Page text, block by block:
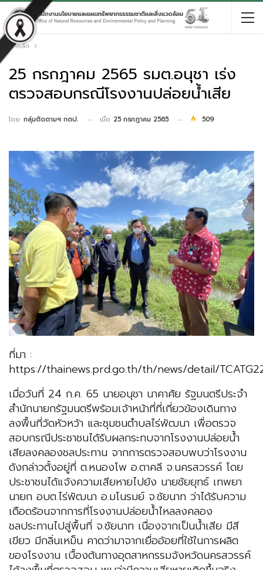
หน้าหลัก
25 กรกฎาคม 2565 รมต.อนุชา เร่ง
ตรวจสอบกรณีโรงงานปล่อยน้ำเสีย
โดย กลุ่มติดตามฯ กตป. เมื่อ 25 กรกฎาคม 2565 509
ที่มา :
https://thainews.prd.go.th/th/news/detail/
เมื่อวันที่ 24 ก.ค. 65 นายอนุชา นาคาศัย รัฐมนตรีประจำ
สำนักนายกรัฐมนตรีพร้อมเจ้าหน้าที่ที่เกี่ยวข้องเดินทาง
ลงพื้นที่วัดหัวหว้า และชุมชนตำบลไร่พัฒนา เพื่อตรวจ
สอบกรณีประชาชนได้รับผลกระทบจากโรงงานปล่อยน้ำ
เสียลงคลองชลประทาน จากการตรวจสอบพบว่าโรงงาน
ดังกล่าวตั้งอยู่ที่ ต.หนองโพ อ.ตาคลี จ.นครสวรรค์ โดย
ประชาชนได้แจ้งความเสียหายไปยัง นายชัยยุทธ์ เทพยา
นายก อบต.ไร่พัฒนา อ.มโนรมย์ จ.ชัยนาท ว่าได้รับความ
เดือดร้อนจากการที่โรงงานปล่อยน้ำไหลลงคลอง
ชลประทานไปสู่พื้นที่ จ.ชัยนาท เนื่องจากเป็นน้ำเสีย มีสี
เขียว มีกลิ่นเหม็น คาดว่ามาจากเยื่ออ้อยที่ใช้ในการผลิต
ของโรงงาน เบื้องต้นทางอุตสาหกรรมจังหวัดนครสวรรค์